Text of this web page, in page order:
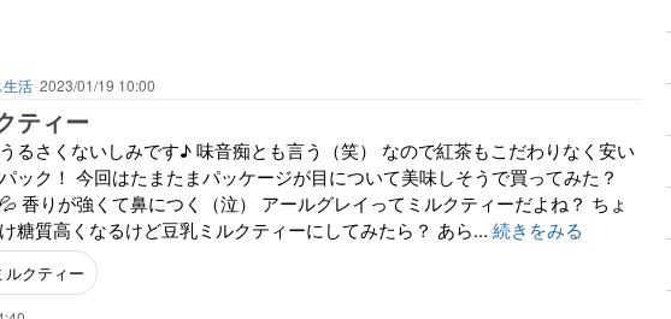
生活 2023/01/19 10:00
ティー
るさくないしみです♪ 味音痴とも言う（笑） なので紅茶もこだわりなく安い
ック！ 今回はたまたまパッケージが目について美味しそうで買ってみた？
香りが強くて鼻につく（泣） アールグレイってミルクティーだよね？ ちょ
糖質高くなるけど豆乳ミルクティーにしてみたら？ あら... 続きをみる
ルクティー